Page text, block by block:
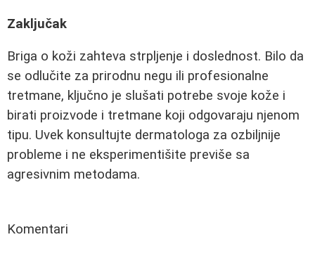
Zaključak
Briga o koži zahteva strpljenje i doslednost. Bilo da
se odlučite za prirodnu negu ili profesionalne
tretmane, ključno je slušati potrebe svoje kože i
birati proizvode i tretmane koji odgovaraju njenom
tipu. Uvek konsultujte dermatologa za ozbiljnije
probleme i ne eksperimentišite previše sa
agresivnim metodama.
Komentari